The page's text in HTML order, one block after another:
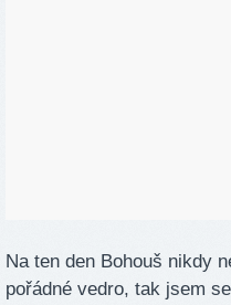
Na ten den Bohouš nikdy
pořádné vedro, tak jsem